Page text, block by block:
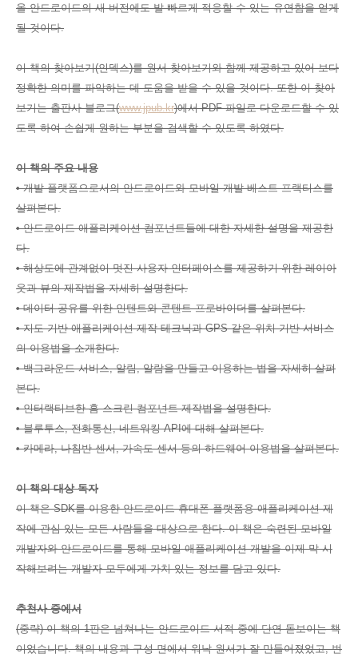
올 안드로이드의 새 버전에도 발 빠르게 적응할 수 있는 유연함을 얻게
될 것이다.
이 책의 찾아보기(인덱스)를 원서 찾아보기와 함께 제공하고 있어 보다
정확한 의미를 파악하는 데 도움을 받을 수 있을 것이다. 또한 이 찾아
보기는 출판사 블로그(www.jpub.kr)에서 PDF 파일로 다운로드할 수 있
도록 하여 손쉽게 원하는 부분을 검색할 수 있도록 하였다.
이 책의 주요 내용
• 개발 플랫폼으로서의 안드로이드와 모바일 개발 베스트 프랙티스를
살펴본다.
• 안드로이드 애플리케이션 컴포넌트들에 대한 자세한 설명을 제공한
다.
• 해상도에 관계없이 멋진 사용자 인터페이스를 제공하기 위한 레이아
웃과 뷰의 제작법을 자세히 설명한다.
• 데이터 공유를 위한 인텐트와 콘텐트 프로바이더를 살펴본다.
• 지도 기반 애플리케이션 제작 테크닉과 GPS 같은 위치 기반 서비스
의 이용법을 소개한다.
• 백그라운드 서비스, 알림, 알람을 만들고 이용하는 법을 자세히 살펴
본다.
• 인터랙티브한 홈 스크린 컴포넌트 제작법을 설명한다.
• 블루투스, 전화통신, 네트워킹 API에 대해 살펴본다.
• 카메라, 나침반 센서, 가속도 센서 등의 하드웨어 이용법을 살펴본다.
이 책의 대상 독자
이 책은 SDK를 이용한 안드로이드 휴대폰 플랫폼용 애플리케이션 제
작에 관심 있는 모든 사람들을 대상으로 한다. 이 책은 숙련된 모바일
개발자와 안드로이드를 통해 모바일 애플리케이션 개발을 이제 막 시
작해보려는 개발자 모두에게 가치 있는 정보를 담고 있다.
추천사 중에서
(중략) 이 책의 1판은 넘쳐나는 안드로이드 서적 중에 단연 돋보이는 책
이었습니다. 책의 내용과 구성 면에서 워낙 원서가 잘 만들어졌었고, 번